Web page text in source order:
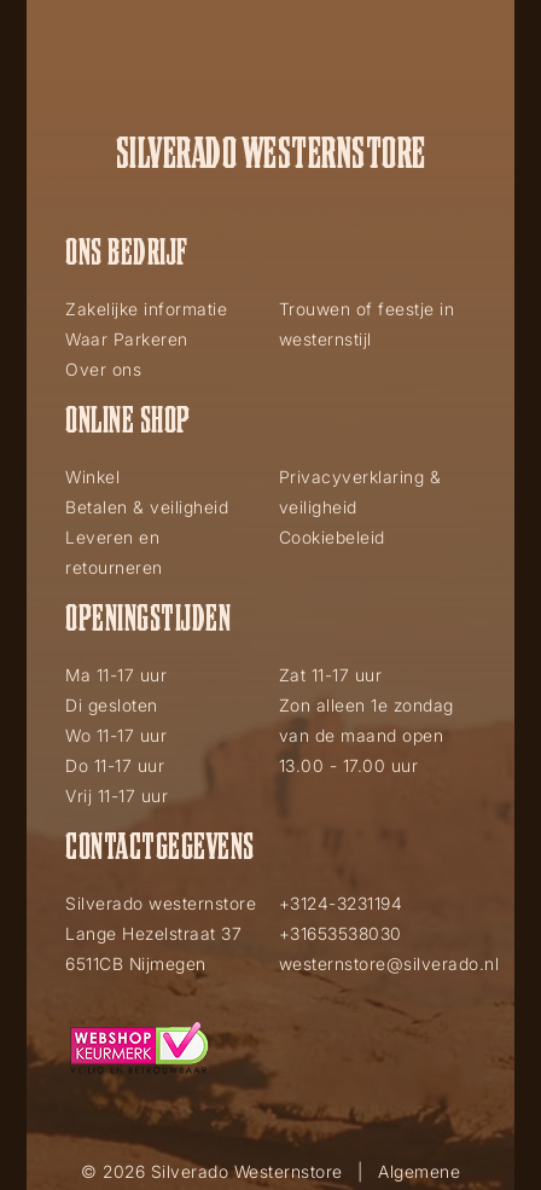
SILVERADO WESTERNSTORE
ONS BEDRIJF
Zakelijke informatie
Waar Parkeren
Over ons
Trouwen of feestje in
westernstijl
ONLINE SHOP
Winkel
Betalen & veiligheid
Leveren en
retourneren
Privacyverklaring &
veiligheid
Cookiebeleid
OPENINGSTIJDEN
Ma 11-17 uur
Di gesloten
Wo 11-17 uur
Do 11-17 uur
Vrij 11-17 uur
Zat 11-17 uur
Zon alleen 1e zondag
van de maand open
13.00 - 17.00 uur
CONTACTGEGEVENS
Silverado westernstore
Lange Hezelstraat 37
6511CB Nijmegen
+3124-3231194
+31653538030
westernstore@silverado.nl
© 2026 Silverado Westernstore
Algemene